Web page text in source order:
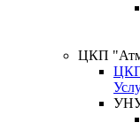
ЦКП
УНУ